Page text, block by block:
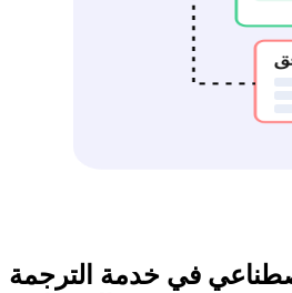
في خدمة الترجمة